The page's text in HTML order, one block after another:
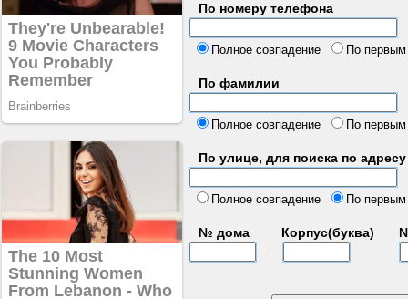
По номеру телефона
Полное совпадение
По
По фамилии
Полное совпадение По
По улице, для поиска по адресу
Полное совпадение
По
№ дома Корпус(буква)
-